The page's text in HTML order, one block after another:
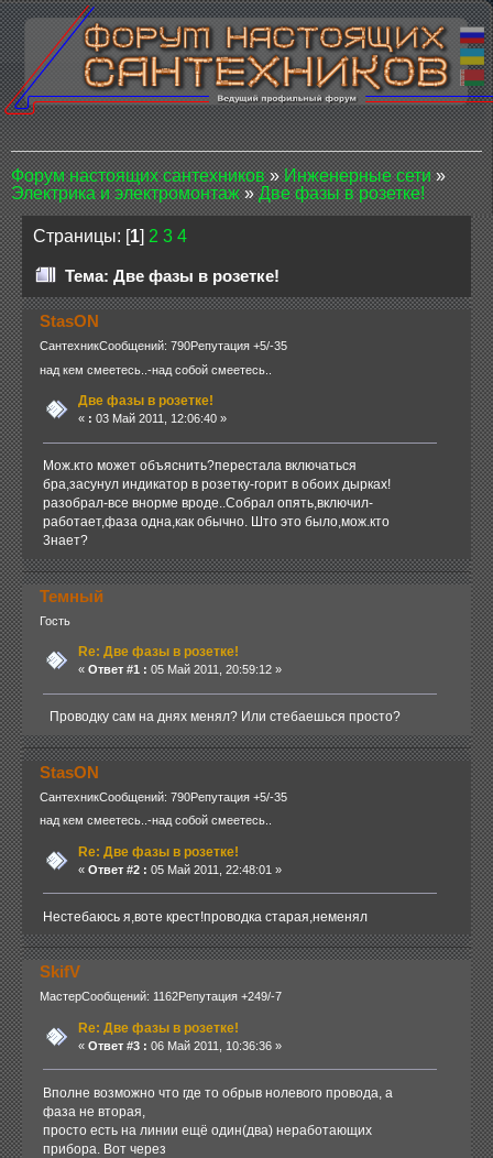
Форум настоящих сантехников»Инженерные сети»
Электрика и электромонтаж»Две фазы в розетке!
Страницы: [1] 2 3 4
Тема: Две фазы в розетке!
StasON
СантехникСообщений: 790Репутация +5/-35
над кем смеетесь..-над собой смеетесь..
Две фазы в розетке!
« : 03 Май 2011, 12:06:40 »
Мож.кто может объяснить?перестала включаться
бра,засунул индикатор в розетку-горит в обоих дырках!
разобрал-все внорме вроде..Собрал опять,включил-
работает,фаза одна,как обычно. Што это было,мож.кто
3нает?
Темный
Гость
Re: Две фазы в розетке!
« Ответ #1 : 05 Май 2011, 20:59:12 »
Проводку сам на днях менял? Или стебаешься просто?
StasON
СантехникСообщений: 790Репутация +5/-35
над кем смеетесь..-над собой смеетесь..
Re: Две фазы в розетке!
« Ответ #2 : 05 Май 2011, 22:48:01 »
Нестебаюсь я,воте крест!проводка старая,неменял
SkifV
МастерСообщений: 1162Репутация +249/-7
Re: Две фазы в розетке!
« Ответ #3 : 06 Май 2011, 10:36:36 »
Вполне возможно что где то обрыв нолевого провода, а
фаза не вторая,
просто есть на линии ещё один(два) неработающих
прибора. Вот через